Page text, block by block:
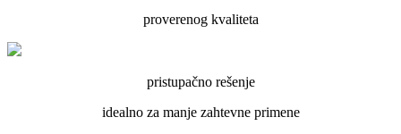
proverenog kvaliteta
pristupačno rešenje
idealno za manje zahtevne primene